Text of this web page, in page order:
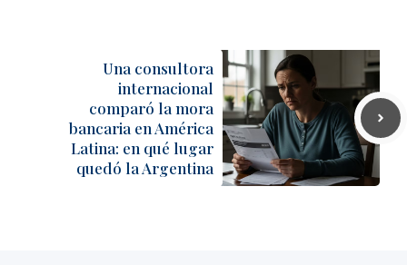
Una consultora
internacional
comparó la mora
bancaria en América
Latina: en qué lugar
quedó la Argentina